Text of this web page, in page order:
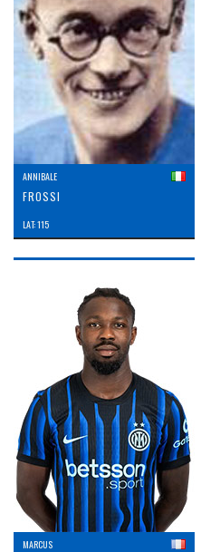
ANNIBALE
FROSSI
LAT: 115
MARCUS